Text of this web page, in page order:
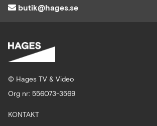
butik@hages.se
© Hages TV & Video
Org nr: 556073-3569
KONTAKT